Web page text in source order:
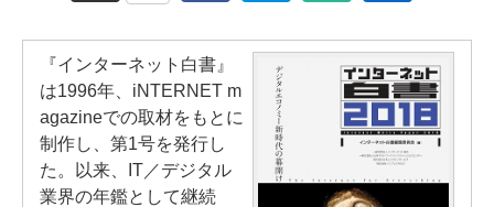
『インターネット白書』
は1996年、iNTERNET m
agazineでの取材をもとに
制作し、第1号を発行し
た。以来、IT／デジタル
業界の年鑑として継続